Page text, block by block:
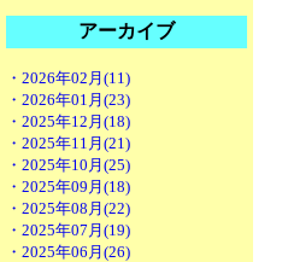
アーカイブ
・2026年02月(11)
・2026年01月(23)
・2025年12月(18)
・2025年11月(21)
・2025年10月(25)
・2025年09月(18)
・2025年08月(22)
・2025年07月(19)
・2025年06月(26)